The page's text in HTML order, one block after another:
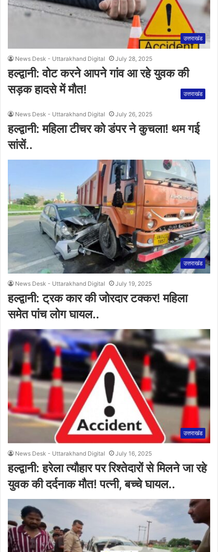
उत्तराखंड
News Desk - Uttarakhand Digital July 28, 2025
हल्द्वानी: वोट करने आपने गांव आ रहे युवक की
सड़क हादसे में मौत!
उत्तराखंड
News Desk - Uttarakhand Digital July 26, 2025
हल्द्वानी: महिला टीचर को डंपर ने कुचला! थम गई
सांसें..
उत्तराखंड
News Desk - Uttarakhand Digital July 19, 2025
हल्द्वानी: ट्रक कार की जोरदार टक्कर! महिला
समेत पांच लोग घायल..
उत्तराखंड
News Desk - Uttarakhand Digital July 16, 2025
हल्द्वानी: हरेला त्यौहार पर रिश्तेदारों से मिलने जा रहे
युवक की दर्दनाक मौत! पत्नी, बच्चे घायल..